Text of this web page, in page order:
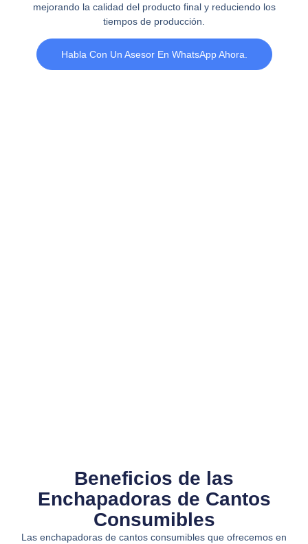
mejorando la calidad del producto final y reduciendo los
tiempos de producción.
Habla Con Un Asesor En WhatsApp Ahora.
Beneficios de las
Enchapadoras de Cantos
Consumibles
Las enchapadoras de cantos consumibles que ofrecemos en